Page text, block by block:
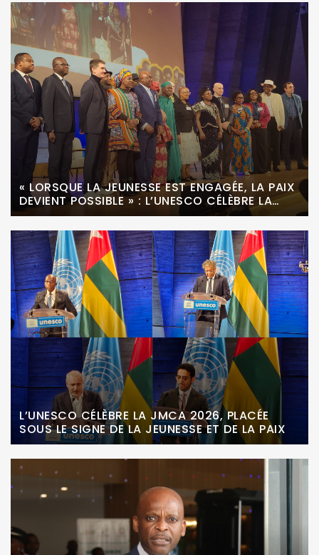
« LORSQUE LA JEUNESSE EST ENGAGÉE, LA PAIX
DEVIENT POSSIBLE » : L’UNESCO CÉLÈBRE LA
JOURNÉE MONDIALE DE LA CULTURE AFRICAINE
ET AFRODESCENDANTE
L’UNESCO CÉLÈBRE LA JMCA 2026, PLACÉE
SOUS LE SIGNE DE LA JEUNESSE ET DE LA PAIX